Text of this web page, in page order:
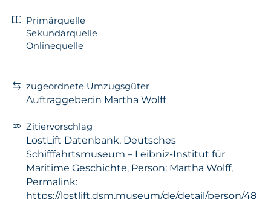
Primärquelle
Sekundärquelle
Onlinequelle
zugeordnete Umzugsgüter
Auftraggeber:in Martha Wolff
Zitiervorschlag
LostLift Datenbank, Deutsches
Schifffahrtsmuseum – Leibniz-Institut für
Maritime Geschichte, Person: Martha Wolff,
Permalink:
https://lostlift.dsm.museum/de/detail/person/48